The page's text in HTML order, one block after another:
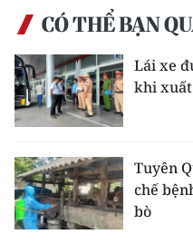
NHÂN DÂN HẰNG
MUA BÁO
ĐỌC BÁO IN
ENGLISH
中文
CÓ THỂ BẠN
Lái xe
khi
Tuyên
chế
bò